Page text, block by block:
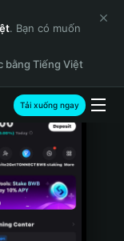
. Bạn có muốn
bằng Tiếng Việt
Tải xuống ngay